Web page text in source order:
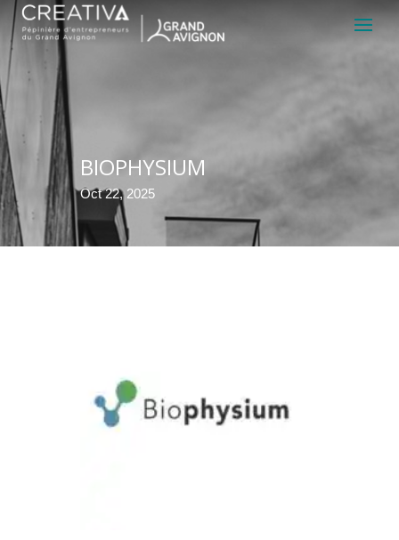
BIOPHYSIUM
Oct 22, 2025